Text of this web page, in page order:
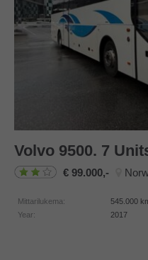
Volvo 9500. 7
99.000,-
Mittarilukema: 545.000
Year:
2017